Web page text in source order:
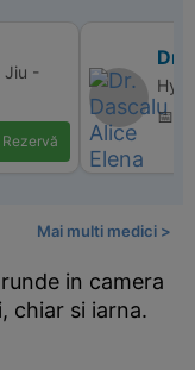
Jiu -
Rezervă
Dr.
📅
Mai multi medici >
in camera
chiar si iarna.